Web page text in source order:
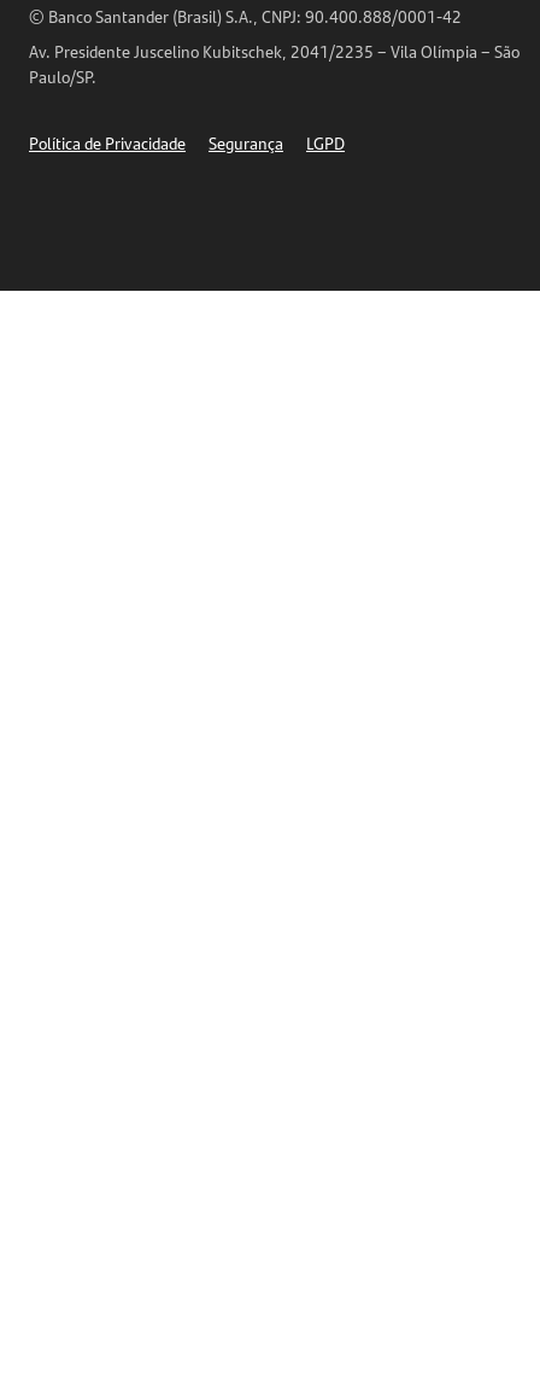
Horários de Atendimento
Telefones
© Banco Santander (Brasil) S.A., CNPJ: 90.400.888/0001-42
Av. Presidente Juscelino Kubitschek, 2041/2235 – Vila Olímpia – São
Paulo/SP.
Política de Privacidade Segurança LGPD